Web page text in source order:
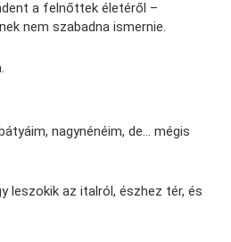
a felnőttek életéről –
nem szabadna ismernie.
nagynénéim, de… mégis
leszokik az italról, észhez tér, és